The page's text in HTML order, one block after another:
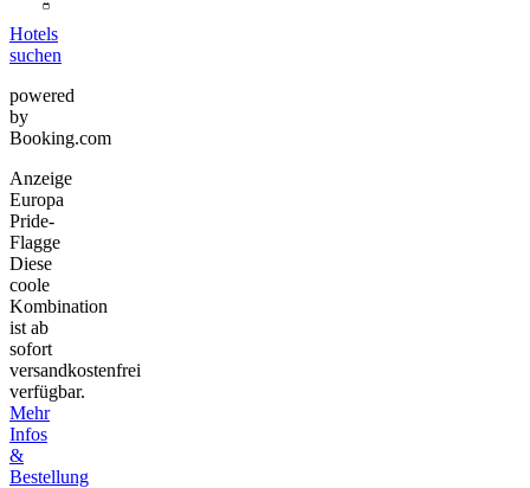
Hotels
suchen
powered
by
Booking.com
Anzeige
Europa
Pride-
Flagge
Diese
coole
Kombination
ist ab
sofort
versandkostenfrei
verfügbar.
Mehr
Infos
&
Bestellung